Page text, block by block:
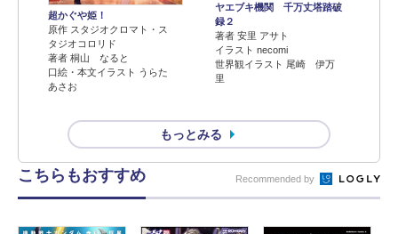
超かぐや姫！
原作 スタジオクロマト・ス
タジオコロリド
著者 桐山 なると
口絵・本文イラスト うらた
あさお
ヤエブキ機関 千万丈塔踏破
録２
著者 安里 アサト
イラスト necomi
世界観イラスト 尾崎 伊万
里
もっとみる
こちらもおすすめ Recommended by